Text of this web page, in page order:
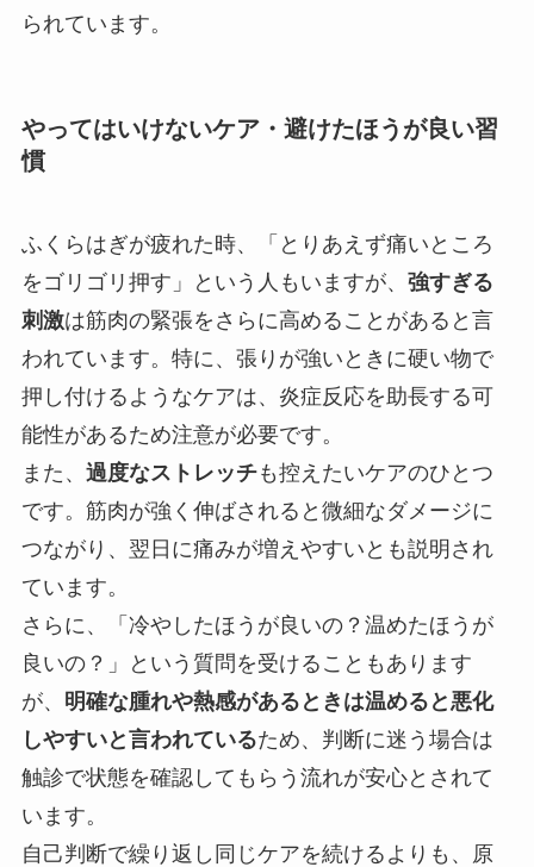
られています。
やってはいけないケア・避けたほうが良い習
慣
ふくらはぎが疲れた時、「とりあえず痛いところ
をゴリゴリ押す」という人もいますが、 強すぎる
刺激は筋肉の緊張をさらに高めることがあると言
われています。特に、張りが強いときに硬い物で
押し付けるようなケアは、炎症反応を助長する可
能性があるため注意が必要です。
また、 過度なストレッチも控えたいケアのひとつ
です。筋肉が強く伸ばされると微細なダメージに
つながり、翌日に痛みが増えやすいとも説明され
ています。
さらに、「冷やしたほうが良いの？温めたほうが
良いの？」という質問を受けることもあります
が、 明確な腫れや熱感があるときは温めると悪化
しやすいと言われているため、判断に迷う場合は
触診で状態を確認してもらう流れが安心とされて
います。
自己判断で繰り返し同じケアを続けるよりも、原